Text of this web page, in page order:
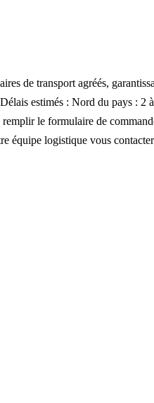
de transport agréés,
estimés : Nord du pays : 2
le formulaire de
équipe logistique vous